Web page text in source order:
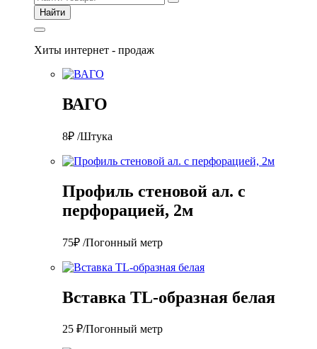
Найти
Хиты интернет - продаж
ВАГО
8₽ /Штука
Профиль стеновой ал. с
перфорацией, 2м
75₽ /Погонный метр
Вставка TL-образная белая
25 ₽/Погонный метр